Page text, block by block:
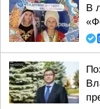
В